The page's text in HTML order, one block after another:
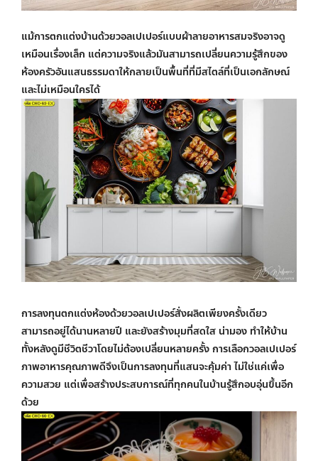
แม้การตกแต่งบ้านด้วยวอลเปเปอร์แบบผ้าลายอาหารสมจริงอาจดู
เหมือนเรื่องเล็ก แต่ความจริงแล้วมันสามารถเปลี่ยนความรู้สึกของ
ห้องครัวอันแสนธรรมดาให้กลายเป็นพื้นที่ที่มีสไตล์ที่เป็นเอกลักษณ์
และไม่เหมือนใครได้
การลงทุนตกแต่งห้องด้วยวอลเปเปอร์สั่งผลิตเพียงครั้งเดียว
สามารถอยู่ได้นานหลายปี และยังสร้างมุมที่สดใส น่ามอง ทำให้บ้าน
ทั้งหลังดูมีชีวิตชีวาโดยไม่ต้องเปลี่ยนหลายครั้ง การเลือกวอลเปเปอร์
ภาพอาหารคุณภาพดีจึงเป็นการลงทุนที่แสนจะคุ้มค่า ไม่ใช่แค่เพื่อ
ความสวย แต่เพื่อสร้างประสบการณ์ที่ทุกคนในบ้านรู้สึกอบอุ่นขึ้นอีก
ด้วย